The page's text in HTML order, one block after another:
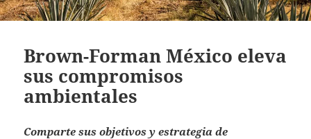
Brown-Forman México eleva
sus compromisos
ambientales
Comparte sus objetivos y estrategia de